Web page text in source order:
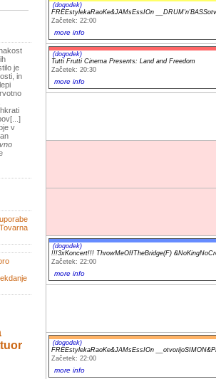
je
in
v
(dogodek)
FREEstylekaRaoKe&JAMsEssIOn
Začetek: 22:00
more info
(dogodek)
Tutti Frutti Cinema Presents: Land and Freedom
Začetek: 20:30
more info
(dogodek)
!!!3xKoncert!!! ThrowMeOffTheBridge(F)
Začetek: 22:00
more info
(dogodek)
FREEstylekaRaoKe&JAMsEssIOn
Začetek: 22:00
more info